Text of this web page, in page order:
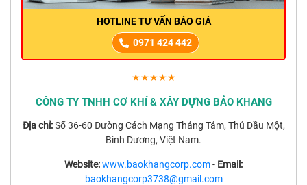
HOTLINE TƯ VẤN BÁO GIÁ
0971 424 442
★★★★★
CÔNG TY TNHH CƠ KHÍ & XÂY DỰNG BẢO KHANG
Địa chỉ:Số 36-60 Đường Cách Mạng Tháng Tám, Thủ Dầu Một,
Bình Dương, Việt Nam.
Website:www.baokhangcorp.com- Email:
baokhangcorp3738@gmail.com